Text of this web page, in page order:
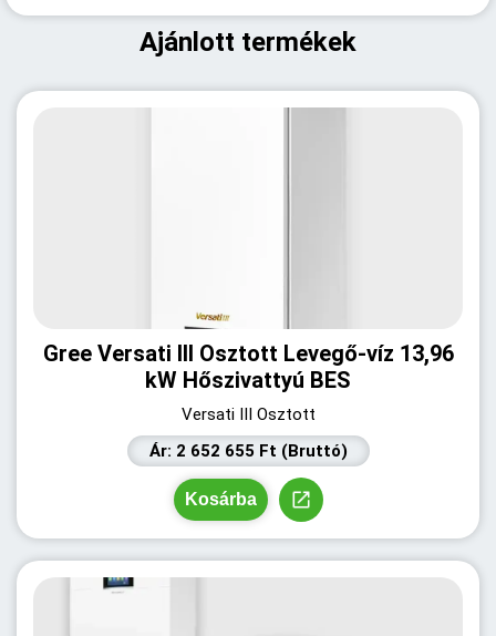
Ajánlott termékek
Gree Versati III Osztott Levegő-víz 13,96
kW Hőszivattyú BES
Versati III Osztott
Ár: 2 652 655 Ft (Bruttó)
Kosárba